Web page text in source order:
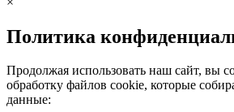
Политика
Продолжая использовать наш сайт, вы
обработку файлов cookie, которые
данные: